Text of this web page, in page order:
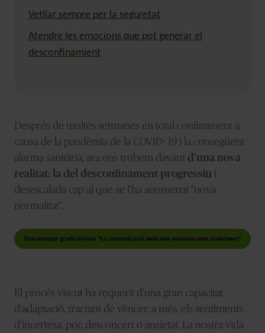
Vetllar sempre per la seguretat
Atendre les emocions que pot generar el
desconfinamient
Després de moltes setmanes en total confinament a
causa de la pandèmia de la COVID- 19 i la consegüent
alarma sanitària, ara ens trobem davant d'una nova
realitat: la del desconfinament progressiu i
desescalada cap al que se l'ha anomenat "nova
normalitat".
El procés viscut ha requerit d'una gran capacitat
d'adaptació, tractant de vèncer, a més, els sentiments
d'incertesa, por, desconcert o ansietat. La nostra vida